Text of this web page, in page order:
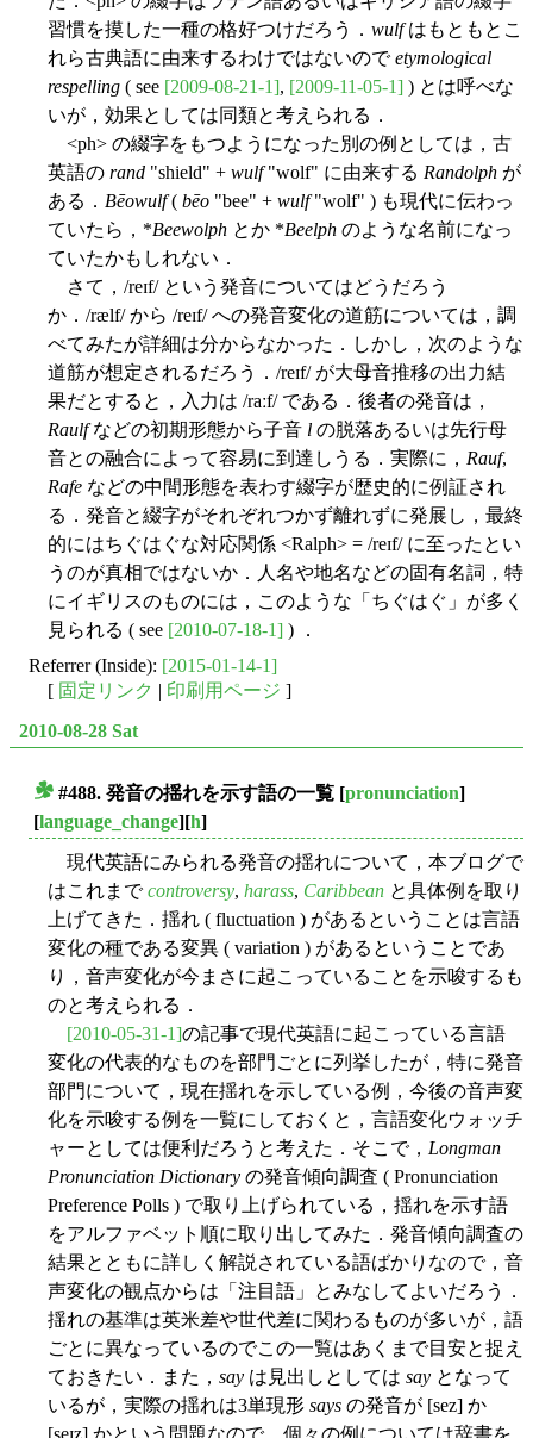
習慣を摸した一種の格好つけだろう． wulfはもともとこ
れら古典語に由来するわけではないのでetymological
respelling ( see [2009-08-21-1], [2009-11-05-1] ) とは呼べな
いが，効果としては同類と考えられる．
<ph> の綴字をもつようになった別の例としては，古
英語の rand "shield" + wulf"wolf" に由来する Randolph が
ある． Bēowulf( bēo "bee" + wulf"wolf" ) も現代に伝わっ
ていたら，*Beewolph とか *Beelph のような名前になっ
ていたかもしれない．
さて，/reɪf/ という発音についてはどうだろう
か．/rælf/ から /reɪf/ への発音変化の道筋については，調
べてみたが詳細は分からなかった．しかし，次のような
道筋が想定されるだろう．/reɪf/ が大母音推移の出力結
果だとすると，入力は /raːf/ である．後者の発音は，
Raulfなどの初期形態から子音 l の脱落あるいは先行母
音との融合によって容易に到達しうる．実際に， Rauf,
Rafe などの中間形態を表わす綴字が歴史的に例証され
る．発音と綴字がそれぞれつかず離れずに発展し，最終
的にはちぐはぐな対応関係 <Ralph> = /reɪf/ に至ったとい
うのが真相ではないか．人名や地名などの固有名詞，特
にイギリスのものには，このような「ちぐはぐ」が多く
見られる ( see [2010-07-18-1] ) ．
Referrer (Inside): [2015-01-14-1]
[ 固定リンク | 印刷用ページ ]
2010-08-28 Sat
#488. 発音の揺れを示す語の一覧 [pronunciation]
[language_change][h]
現代英語にみられる発音の揺れについて，本ブログで
はこれまでcontroversy, harass, Caribbean と具体例を取り
上げてきた．揺れ ( fluctuation ) があるということは言語
変化の種である変異 ( variation ) があるということであ
り，音声変化が今まさに起こっていることを示唆するも
のと考えられる．
[2010-05-31-1]の記事で現代英語に起こっている言語
変化の代表的なものを部門ごとに列挙したが，特に発音
部門について，現在揺れを示している例，今後の音声変
化を示唆する例を一覧にしておくと，言語変化ウォッチ
ャーとしては便利だろうと考えた．そこで， Longman
Pronunciation Dictionary の発音傾向調査 ( Pronunciation
Preference Polls ) で取り上げられている，揺れを示す語
をアルファベット順に取り出してみた．発音傾向調査の
結果とともに詳しく解説されている語ばかりなので，音
声変化の観点からは「注目語」とみなしてよいだろう．
揺れの基準は英米差や世代差に関わるものが多いが，語
ごとに異なっているのでこの一覧はあくまで目安と捉え
ておきたい．また， say は見出しとしては say となって
いるが，実際の揺れは3単現形 says の発音が [sez] か
[seɪz] かという問題なので，個々の例については辞書を